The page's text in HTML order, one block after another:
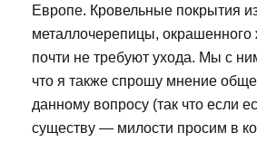
Европе. Кровельные покрытия
металлочерепицы, окрашенного
почти не требуют ухода. Мы с
что я также спрошу мнение
данному вопросу (так что если
существу — милости просим в